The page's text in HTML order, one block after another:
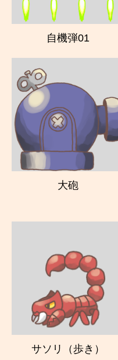
自機弾01
大砲
サソリ（歩き）